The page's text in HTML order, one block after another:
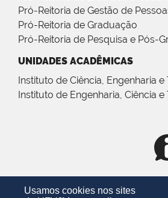
Usamos cookies nos sites
Pró-Reitoria de Gestão de
Pró-Reitoria de Graduação
Pró-Reitoria de Pesquisa e Pós-
UNIDADES ACADÊMICAS
Instituto de Ciência, Engenharia
Instituto de Engenharia, Ciência